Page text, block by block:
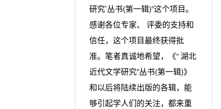
研究’丛书(第一辑)”这个项目。
感谢各位专家、 评委的支持和
信任，这个项目最终获得批
准。笔者真诚地希望，《“ 湖北
近代文学研究”丛书(第一辑)》
和以后将陆续出版的各辑，能
够引起学人们的关注，都来重